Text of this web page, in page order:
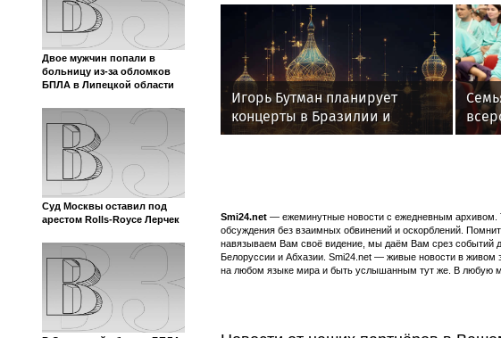
Двое мужчин попали в
больницу из-за обломков
БПЛА в Липецкой области
Суд Москвы оставил под
арестом Rolls-Royce Лерчек
Игорь Бутман планирует
концерты в Бразилии и
Никарагуа в этом году
Smi24.net — ежеминутные новости с ежедневным архивом.
обсуждения без взаимных обвинений и оскорблений.
навязываем Вам своё видение, мы даём Вам срез событий
Белоруссии и Абхазии. Smi24.net — живые новости в
на любом языке мира и быть услышанным тут же. В любую